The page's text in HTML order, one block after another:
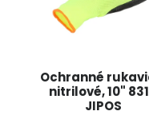
Ochranné
nitrilové, 10"
JIPOS